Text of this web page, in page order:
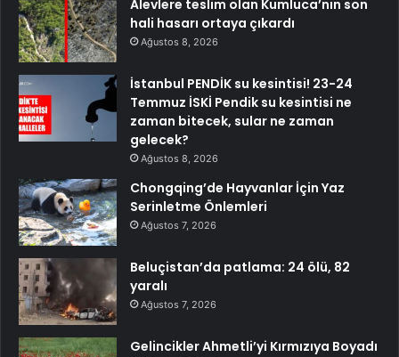
Alevlere teslim olan Kumluca’nın son
hali hasarı ortaya çıkardı
Ağustos 8, 2026
İstanbul PENDİK su kesintisi! 23-24
Temmuz İSKİ Pendik su kesintisi ne
zaman bitecek, sular ne zaman
gelecek?
Ağustos 8, 2026
Chongqing’de Hayvanlar İçin Yaz
Serinletme Önlemleri
Ağustos 7, 2026
Beluçistan’da patlama: 24 ölü, 82
yaralı
Ağustos 7, 2026
Gelincikler Ahmetli’yi Kırmızıya Boyadı